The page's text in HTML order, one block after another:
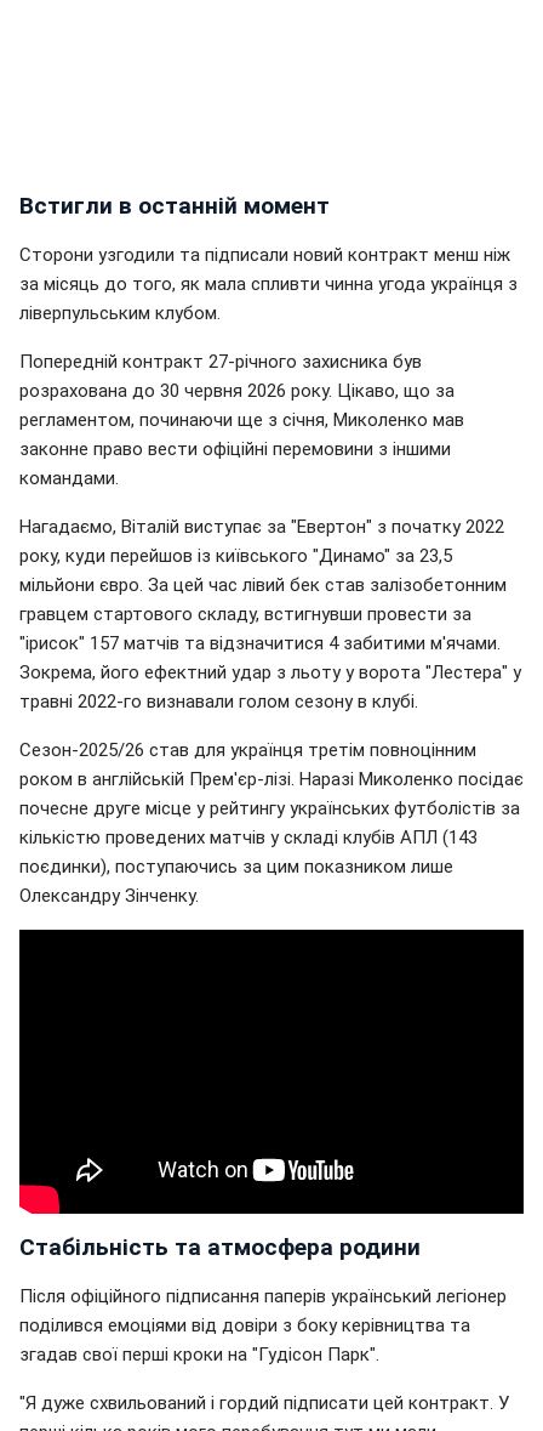
Встигли в останній момент
Сторони узгодили та підписали новий контракт менш ніж
за місяць до того, як мала спливти чинна угода українця з
ліверпульським клубом.
Попередній контракт 27-річного захисника був
розрахована до 30 червня 2026 року. Цікаво, що за
регламентом, починаючи ще з січня, Миколенко мав
законне право вести офіційні перемовини з іншими
командами.
Нагадаємо, Віталій виступає за "Евертон" з початку 2022
року, куди перейшов із київського "Динамо" за 23,5
мільйони євро. За цей час лівий бек став залізобетонним
гравцем стартового складу, встигнувши провести за
"ірисок" 157 матчів та відзначитися 4 забитими м'ячами.
Зокрема, його ефектний удар з льоту у ворота "Лестера" у
травні 2022-го визнавали голом сезону в клубі.
Сезон-2025/26 став для українця третім повноцінним
роком в англійській Прем'єр-лізі. Наразі Миколенко посідає
почесне друге місце у рейтингу українських футболістів за
кількістю проведених матчів у складі клубів АПЛ (143
поєдинки), поступаючись за цим показником лише
Олександру Зінченку.
Стабільність та атмосфера родини
Після офіційного підписання паперів український легіонер
поділився емоціями від довіри з боку керівництва та
згадав свої перші кроки на "Гудісон Парк".
"Я дуже схвильований і гордий підписати цей контракт. У